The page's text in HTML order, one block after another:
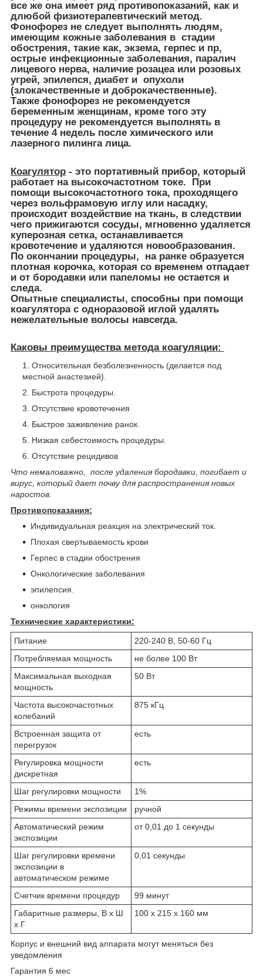
все же она имеет ряд противопоказаний, как и
длюбой физиотерапевтический метод.
Фонофорез не следует выполнять людям,
имеющим кожные заболевания в стадии
обострения, такие как, экзема, герпес и пр,
острые инфекционные заболевания, паралич
лицевого нерва, наличие розацеа или розовых
угрей, эпилепся, диабет и опухоли
(злокачественные и доброкачественные).
Также фонофорез не рекомендуется
беременным женщинам, кроме того эту
процедуру не рекомендуется выполнять в
течение 4 недель после химического или
лазерного пилинга лица.
Коагулятор - это портативный прибор, который
работает на высокочастотном токе. При
помощи высокочастотного тока, проходящего
через вольфрамовую иглу или насадку,
происходит воздействие на ткань, в следствии
чего прижигаются сосуды, мгновенно удаляется
куперозная сетка, останавливается
кровотечение и удаляются новообразования.
По окончании процедуры, на ранке образуется
плотная корочка, которая со временем отпадает
и от бородавки или папеломы не остается и
следа.
Опытные специалисты, способны при помощи
коагулятора с одноразовой иглой удалять
нежелательные волосы навсегда.
Каковы преимущества метода коагуляции:
Относительная безболезненность (делается под
местной анастезией).
Быстрота процедуры.
Отсутствие кровотечения
Быстрое заживление ранок.
Низкая себестоимость процедуры.
Отсутствие рецидивов
Что немаловажно, после удаления бородавки, погибает и
вирус, который дает почву для распространения новых
наростов.
Противопоказания:
Индивидуальная реакция на электрический ток.
Плохая свертываемость крови
Герпес в стадии обострения
Онкологические заболевания
эпилепсия.
онкология
Технические характеристики:
Питание
220-240 В, 50-60 Гц
Потребляемая мощность
не более 100 Вт
Максимальная выходная
мощность
50 Вт
Частота высокочастотных
колебаний
875 кГц
Встроенная защита от
перегрузок
есть
Регулировка мощности
дискретная
есть
Шаг регулировки мощности
1%
Режимы времени экспозиции
ручной
Автоматический режим
экспозиции
от 0,01 до 1 секунды
Шаг регулировки времени
экспозиции в
автоматическом режиме
0,01 секунды
Счетчик времени процедур
99 минут
Габаритные размеры, В х Ш
х Г
100 х 215 х 160 мм
Корпус и внешний вид аппарата могут меняться без
уведомления
Гарантия 6 мес